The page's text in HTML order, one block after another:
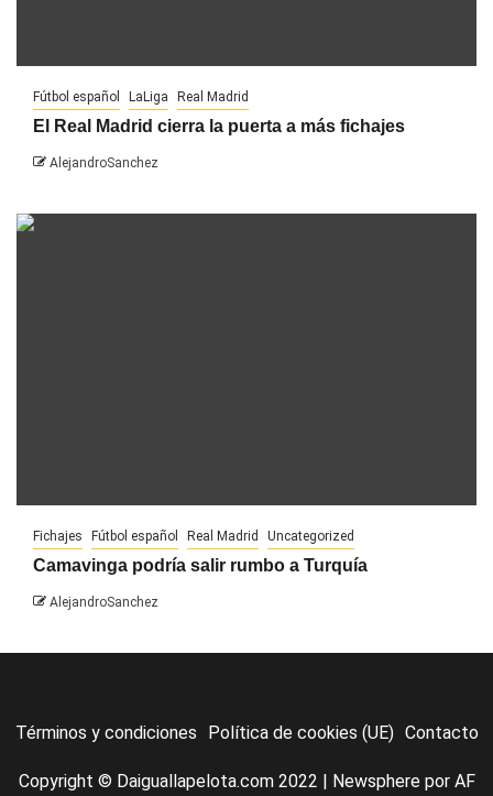
Fútbol español LaLiga Real Madrid
El Real Madrid cierra la puerta a más fichajes
AlejandroSanchez
Fichajes Fútbol español Real Madrid Uncategorized
Camavinga podría salir rumbo a Turquía
AlejandroSanchez
Términos y condiciones Política de cookies (UE) Contacto
Copyright © Daiguallapelota.com 2022 | Newspherepor AF